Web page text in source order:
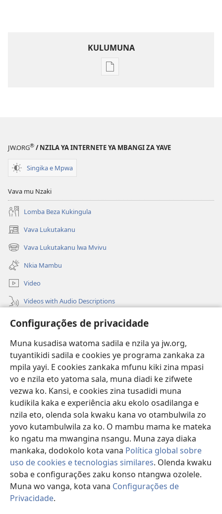
Configurações de privacidade
Muna kusadisa watoma sadila e nzila ya jw.org,
tuyantikidi sadila e cookies ye programa zankaka za
mpila yayi. E cookies zankaka mfunu kiki zina mpasi
vo e nzila eto yatoma sala, muna diadi ke zifwete
vezwa ko. Kansi, e cookies zina tusadidi muna
kudikila kaka e experiência aku ekolo osadilanga e
nzila eto, olenda sola kwaku kana vo otambulwila zo
yovo kutambulwila za ko. O mambu mama ke mateka
ko ngatu ma mwangina nsangu. Muna zaya diaka
mankaka, dodokolo kota vana Política global sobre
uso de cookies e tecnologias similares. Olenda kwaku
soba e configurações zaku konso ntangwa ozolele.
Muna wo vanga, kota vana Configurações de
Privacidade.
KULUMUNA
Kulumuna
NKANGU
JW.ORG® / NZILA YA INTERNETE YA MBANGI ZA YAVE
Singika e Mpwa
Vava mu Nzaki
Lomba Beza Kukingula
Vava Lukutakanu
(opens
new
window)
Vava Lukutakanu lwa Mvivu
(opens
new
window)
Nkia Mambu
Video
Videos with Audio Descriptions
Vavulula
(opens
new
window)LUNDILU DIA NKANDA mia Mbangi za Yave mu Internete™
(opens
new
window)JW Hub
(opens
new
window)Aplicativo JW Library ®
Copyright© 2026 Watch Tower Bible and Tract Society of Pennsylvania.
MPILA YASADILA SITE